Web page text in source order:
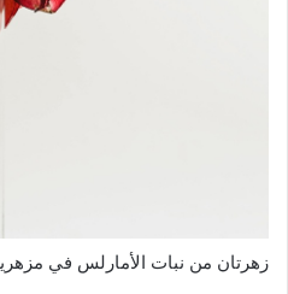
زهرتان من نبات الأمارلس في